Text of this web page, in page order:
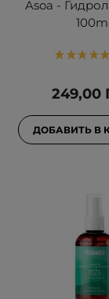
Asoa -
249,00
ДОБАВИТЬ В